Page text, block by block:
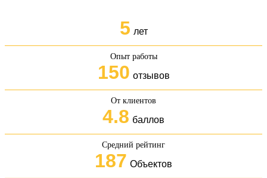
5 лет
Опыт работы
150 отзывов
От клиентов
4.8 баллов
Средний рейтинг
187 Объектов